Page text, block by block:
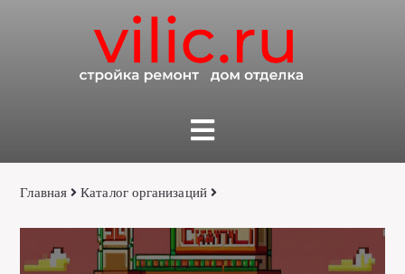
Главная Каталог организаций